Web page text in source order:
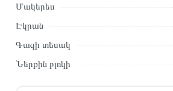
Մեր պրոֆեսիոնալ մենեջերները
կկապվեն ձեզ հետ՝ համաձայնեցնելու
պայմանները։ Նախքան առցանց
խորհուրդ ենք տալիս կարդալ
Մակերես
Էկրան
Գազի տեսակ
Ներքին բլոկի